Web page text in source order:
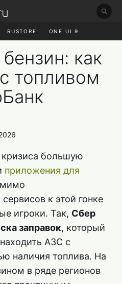
RUSTORE ONE UI 9
как
топливом
кризиса большую
приложения для
к этой гонке
игроки. Так, Сбер
заправок, который
АЗС с
наличия топлива. На
в ряде регионов